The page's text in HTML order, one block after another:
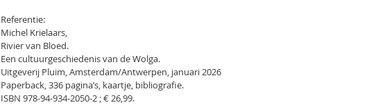
Referentie:
Michel Krielaars,
Rivier van Bloed.
Een cultuurgeschiedenis van de Wolga.
Uitgeverij Pluim, Amsterdam/Antwerpen, januari 2026
Paperback, 336 pagina’s, kaartje, bibliografie.
ISBN 978-94-934-2050-2 ; € 26,99.